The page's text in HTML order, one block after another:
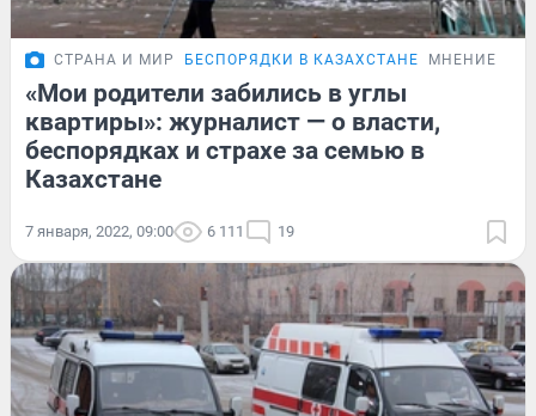
СТРАНА И МИР БЕСПОРЯДКИ В КАЗАХСТАНЕ МНЕНИЕ
«Мои родители забились в углы
квартиры»: журналист — о власти,
беспорядках и страхе за семью в
Казахстане
7 января, 2022, 09:00 6 111 19